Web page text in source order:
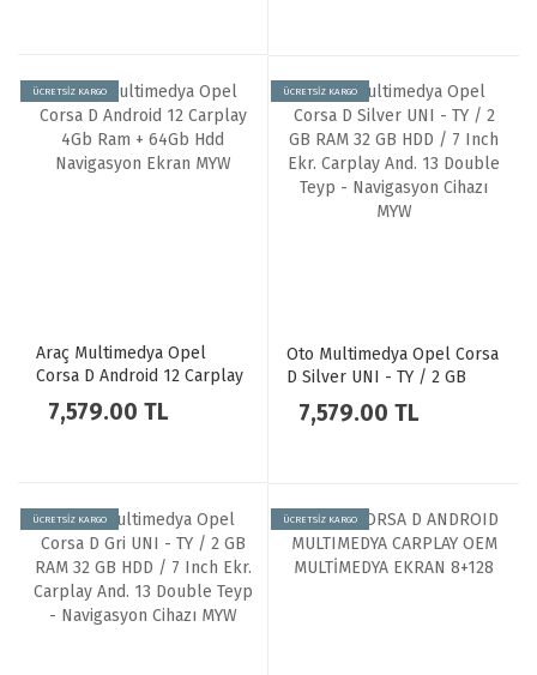
ÜCRETSİZ KARGO
Araç Multimedya Opel
Corsa D Android 12 Carplay
4Gb Ram + 64Gb Hdd
Navigasyon Ekran MYW
7,579.00 TL
ÜCRETSİZ KARGO
Oto Multimedya Opel Corsa
D Silver UNI - TY / 2 GB
RAM 32 GB HDD / 7 Inch
Ekr. Carplay And. 13 Double
7,579.00 TL
ÜCRETSİZ KARGO ÜCRETSİZ KARGO